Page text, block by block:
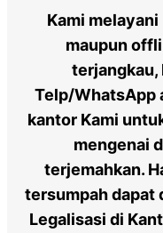
Kami
maupun
terjangkau,
Telp/WhatsApp
kantor Kami
mengenai
terjemahkan.
tersumpah dapat
Legalisasi di